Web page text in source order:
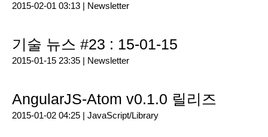
2015-02-01 03:13 | Newsletter
기술 뉴스 #23 : 15-01-15
2015-01-15 23:35 | Newsletter
AngularJS-Atom v0.1.0 릴리즈
2015-01-02 04:25 | JavaScript/Library